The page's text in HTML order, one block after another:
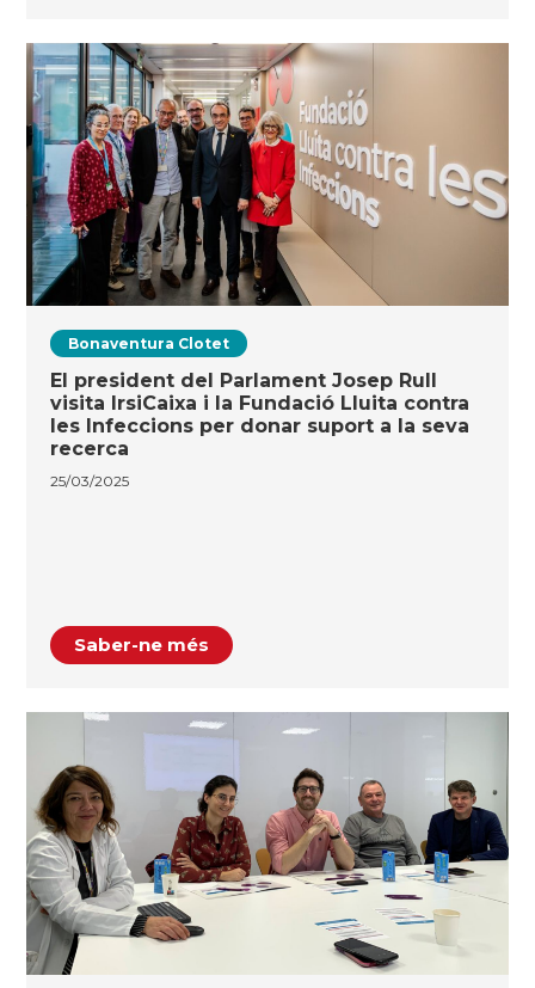
Bonaventura Clotet
El president del Parlament Josep Rull
visita IrsiCaixa i la Fundació Lluita contra
les Infeccions per donar suport a la seva
recerca
25/03/2025
Saber-ne més